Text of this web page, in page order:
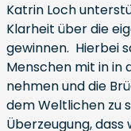
Katrin Loch
Klarheit über die
gewinnen. Hierbei
Menschen mit in in
nehmen und die
dem Weltlichen zu
Überzeugung,